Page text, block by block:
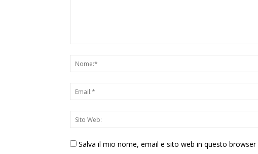
Salva il mio nome, email e sito web in questo